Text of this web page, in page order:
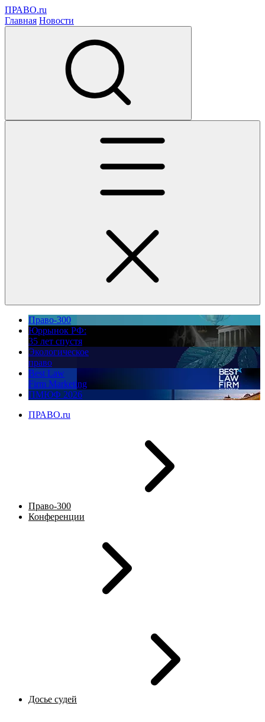
ПРАВО.ru
Главная Новости
Право-300
Юррынок РФ:
35 лет спустя
Экологическое
право
Best Law
Firm Marketing
ПМЮФ 2026
ПРАВО.ru
Право-300
Конференции
Досье судей